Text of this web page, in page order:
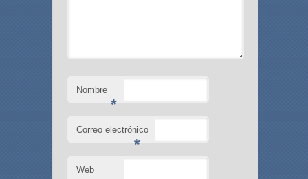
Nombre
*
Correo electrónico
*
Web